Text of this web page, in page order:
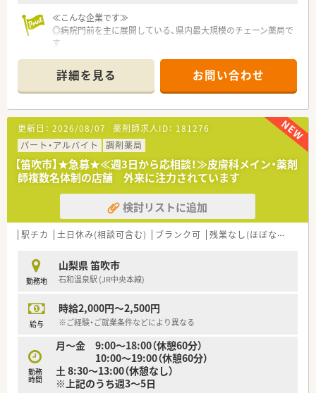
≪こんな企業です≫
◎病院門前を主に展開している、県内最大規模のチェーン薬局で
す
者様の健康をトータルサポートしています
◎お客様の声を反映させた商品開発も行っており、満足度も高め
です
詳細を見る お問い合わせ
更新日： 2026/08/07 薬剤師求人ID： 181276
パート・アルバイト
調剤薬局
【笛吹市】★急募★≪週3日から応相談！≫皮膚科メイン・薬剤
師複数名体制の店舗 外来に注力されています
検討リストに追加
駅チカ 土日休み(相談可含む) ブランク可 残業なし(ほぼなし含む)
勤務地
山梨県 笛吹市
石和温泉駅 (JR中央本線)
給与
時給2,000円～2,500円
※ご経験・ご就業条件などにより異なる
勤務
時間
月～金 9:00～18:00（休憩60分）
10:00～19:00（休憩60分）
土 8:30～13:00（休憩なし）
※上記のうち週3～5日